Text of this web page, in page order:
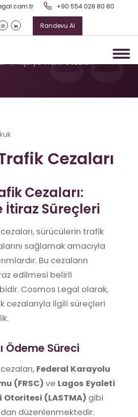
+90 554 028 80 80
Randevu Al
Cezaları
/ Nijerya Trafik Cezaları
Cezaları
Cezaları:
İtiraz Süreçleri
sürücülerin trafik
sağlamak amacıyla
Bu cezaların
edilmesi belirli
Cosmos Legal olarak,
cezalarıyla ilgili süreçleri
Ödeme Süreci
Federal Karayolu
(FRSC) ve Lagos Eyaleti
(LASTMA) gibi
düzenlenmektedir.